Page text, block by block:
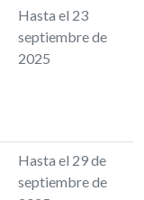
Hasta el 23
septiembre de
2025
Hasta el 29 de
septiembre de